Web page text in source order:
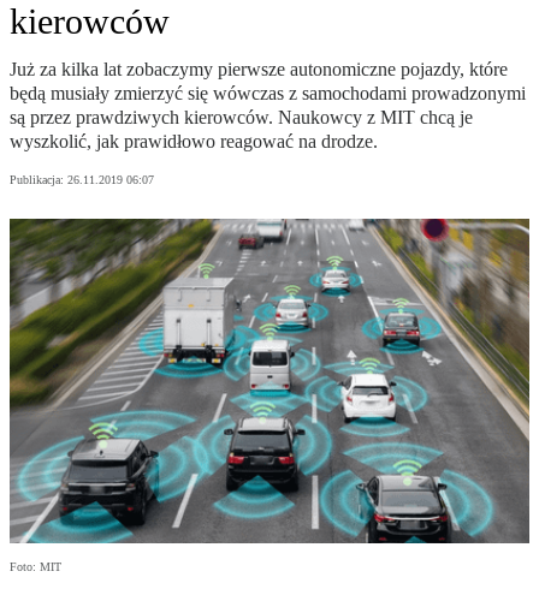
kierowców
Już za kilka lat zobaczymy pierwsze autonomiczne pojazdy, które
będą musiały zmierzyć się wówczas z samochodami prowadzonymi
są przez prawdziwych kierowców. Naukowcy z MIT chcą je
wyszkolić, jak prawidłowo reagować na drodze.
Publikacja: 26.11.2019 06:07
Foto: MIT